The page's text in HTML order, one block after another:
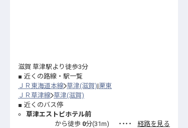
滋賀 草津駅より徒歩3分
近くの路線・駅一覧
ＪＲ東海道本線 草津(滋賀) 栗東
ＪＲ草津線 草津(滋賀)
近くのバス停
草津エストピホテル前
から徒歩 0分(31m) ・・・・
経路を見る